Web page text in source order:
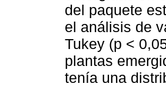
del paquete
el análisis de
Tukey (p <
plantas
tenía una